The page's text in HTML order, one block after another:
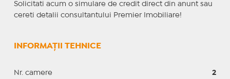
Solicitati acum o simulare de credit direct din anunt sau
cereti detalii consultantului Premier Imobiliare!
INFORMAȚII TEHNICE
Nr. camere 2